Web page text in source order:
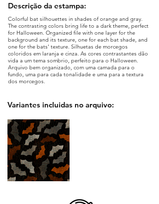
Descrição da estampa:
Colorful bat silhouettes in shades of orange and gray.
The contrasting colors bring life to a dark theme, perfect
for Halloween. Organized file with one layer for the
background and its texture, one for each bat shade, and
one for the bats' texture. Silhuetas de morcegos
coloridos em laranja e cinza. As cores contrastantes dão
vida a um tema sombrio, perfeito para o Halloween.
Arquivo bem organizado, com uma camada para o
fundo, uma para cada tonalidade e uma para a textura
dos morcegos.
Variantes incluidas no arquivo: